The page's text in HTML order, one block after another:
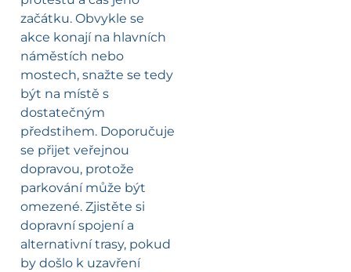
začátku. Obvykle se
akce konají na hlavních
náměstích nebo
mostech, snažte se tedy
být na místě s
dostatečným
předstihem. Doporučuje
se přijet veřejnou
dopravou, protože
parkování může být
omezené. Zjistěte si
dopravní spojení a
alternativní trasy, pokud
by došlo k uzavření